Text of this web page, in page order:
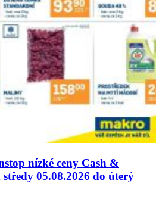
nízké ceny Cash &
05.08.2026 do úterý